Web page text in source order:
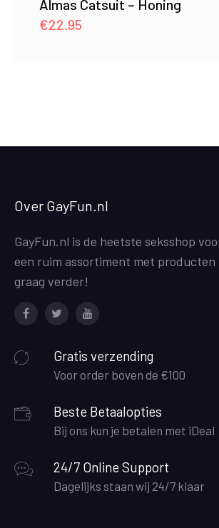
Almas Catsuit – Honing
€22.95
Over GayFun.nl
GayFun.nl is de heetste seksshop
een ruim assortiment met producten
graag verder!
Gratis verzending
Voor order boven de €100
Beste Betaalopties
Bij ons kun je betalen met iDeal
24/7 Online Support
Dagelijks staan wij 24/7 klaar